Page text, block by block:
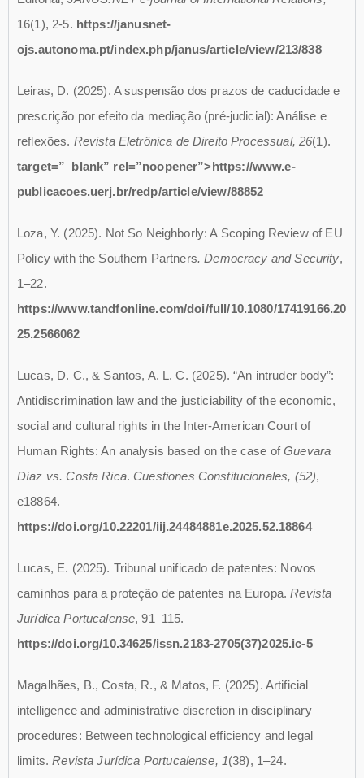
16(1), 2-5. https://janusnet-
ojs.autonoma.pt/index.php/janus/article/view/213/838
Leiras, D. (2025). A suspensão dos prazos de caducidade e
prescrição por efeito da mediação (pré-judicial): Análise e
reflexões. Revista Eletrônica de Direito Processual, 26(1).
target=”_blank” rel=”noopener”>https://www.e-
publicacoes.uerj.br/redp/article/view/88852
Loza, Y. (2025). Not So Neighborly: A Scoping Review of EU
Policy with the Southern Partners. Democracy and Security,
1–22.
https://www.tandfonline.com/doi/full/10.1080/17419166.20
25.2566062
Lucas, D. C., & Santos, A. L. C. (2025). “An intruder body”:
Antidiscrimination law and the justiciability of the economic,
social and cultural rights in the Inter-American Court of
Human Rights: An analysis based on the case ofGuevara
Díaz vs. Costa Rica. Cuestiones Constitucionales, (52),
e18864.
https://doi.org/10.22201/iij.24484881e.2025.52.18864
Lucas, E. (2025). Tribunal unificado de patentes: Novos
caminhos para a proteção de patentes na Europa.Revista
Jurídica Portucalense, 91–115.
https://doi.org/10.34625/issn.2183-2705(37)2025.ic-5
Magalhães, B., Costa, R., & Matos, F. (2025). Artificial
intelligence and administrative discretion in disciplinary
procedures: Between technological efficiency and legal
limits.Revista Jurídica Portucalense, 1(38), 1–24.